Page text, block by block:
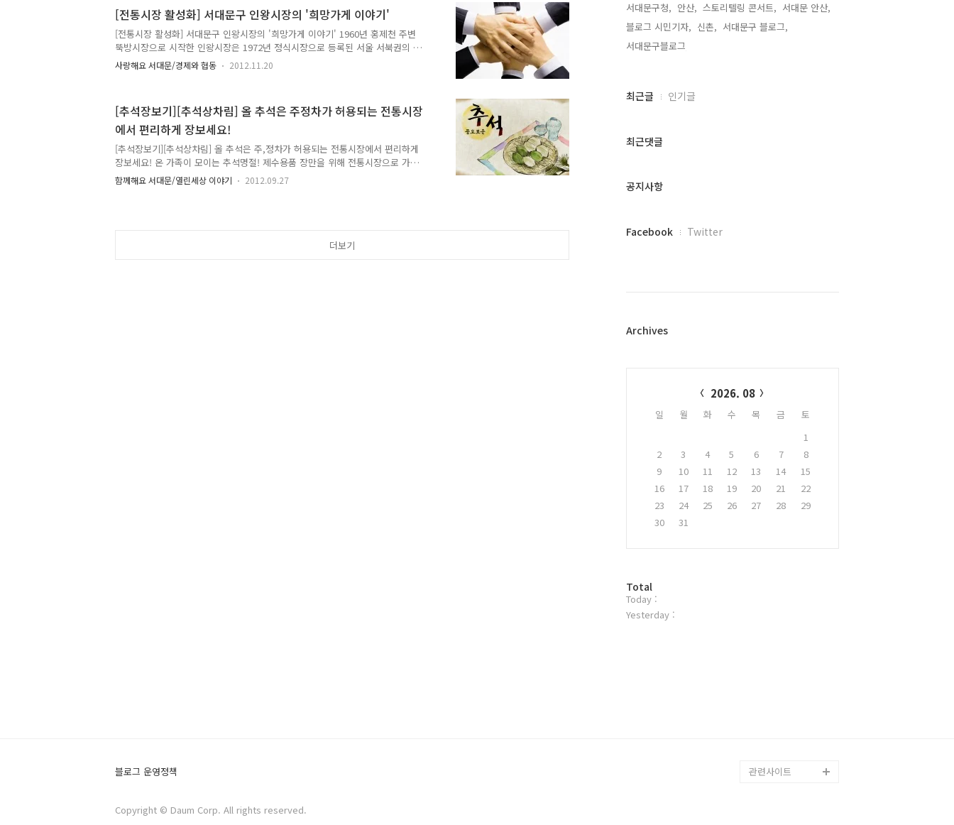
대상시장 : 인왕, 영천, 포방터시장 - 내용 : 매월 마지막주 금요일 전통시장 가는
날을 운영해 왔으며, 전통시장 상품권을 구매하여 배부하였습니다. 또한 장보기
행사 후 직원 단합(부서별) 간담회를 개최하기도 하였으며, 575명이 참여해 주셨
습니다. 올해 2013년도에는 이렇게 하겠습니다...
[전통시장 활성화] 서대문구 인왕시장의 '희망가게 이야기'
[전통시장 활성화] 서대문구 인왕시장의 '희망가게 이야기' 1960년 홍제천 주변
뚝방시장으로 시작한 인왕시장은 1972년 정식시장으로 등록된 서울 서북권의 대
표적인 채소 도매시장으로, 신선한 채소와 생선류, 반찬류, 건어물류 등 다양한
종류의 상품을 저렴하게 구매할 수 있는 곳이죠? 그런데... 열악한 환경에 놓여있
운 변화를 이루어냈습니다. 인왕시장의 "희망가게 이야기"를 통이 들려드릴게요
^^ 전통시장과 사회적기업의 동고동락(同苦同樂) 서대문구는 인왕시장을 비타민
C전략으로 그 벽을 무너뜨렸죠~! 비타민C전락이 뭐냐구요? 그것은 창조적인 역
발상의(Crea..
사랑해요 서대문/경제와 협동 2012.11.20
[추석장보기][추석상차림] 올 추석은 주정차가 허용되는 전통시장
에서 편리하게 장보세요!
[추석장보기][추석상차림] 올 추석은 주,정차가 허용되는 전통시장에서 편리하게
장보세요! 온 가족이 모이는 추석명절! 제수용품 장만을 위해 전통시장으로 가시
는 분들 중 간혹 주차문제로 어려움을 겪는 분들 있으시죠? 이런 어려움을 겪고
있는 우리 구민들을 위해 반가운 소식을 알려드릴게요. 최근 대형마트,
는 시장도 이번 기회에 확대되는데 기존 13개소에 24일(월)부터 종로구 통인시
함께해요 서대문/열린세상 이야기 2012.09.27
더보기
서대문구청, 안산, 스토리텔링 콘서트, 서대문 안산,
블로그 시민기자, 신촌, 서대문구 블로그,
서대문구블로그,
최
과
글
최근글 인기글
최근댓글
공지사항
페
플
Facebook Twitter
Archives
2026. 08
일 월 화 수 목 금
토
1
2
3 4 5 6 7
8
9
10 11 12 13 14
15
16
17 18 19 20 21
22
23
24 25 26 27 28
29
30
31
방
문
자
Total
Today :
Yesterday :
블로그 운영정책
Copyright © Daum Corp. All rights reserved.
관련사이트